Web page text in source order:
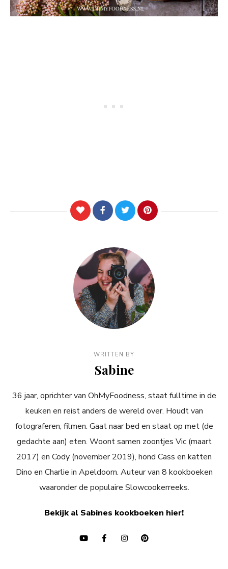
WRITTEN BY
Sabine
36 jaar, oprichter van OhMyFoodness, staat fulltime in de
keuken en reist anders de wereld over. Houdt van
fotograferen, filmen. Gaat naar bed en staat op met (de
gedachte aan) eten. Woont samen zoontjes Vic (maart
2017) en Cody (november 2019), hond Cass en katten
Dino en Charlie in Apeldoorn. Auteur van 8 kookboeken
waaronder de populaire Slowcookerreeks.
Bekijk al Sabines kookboeken hier!